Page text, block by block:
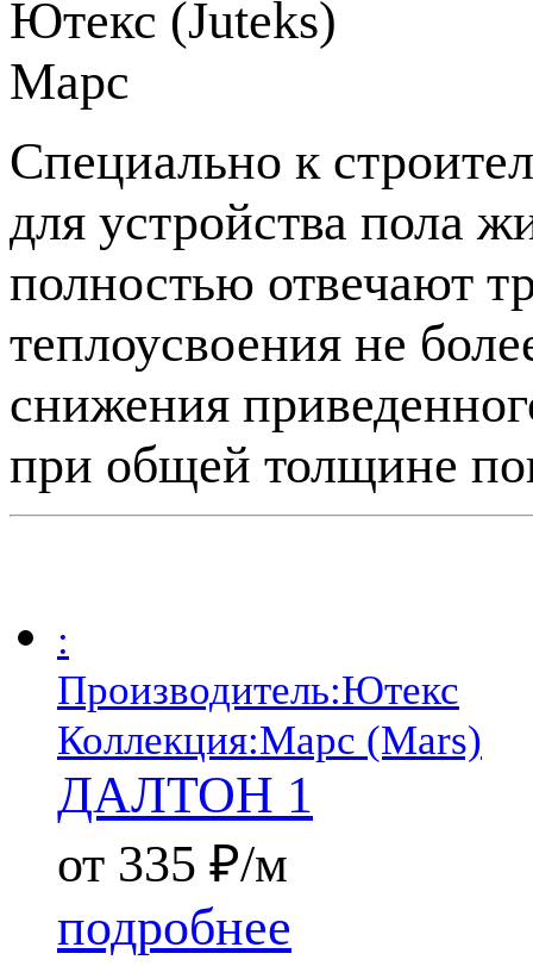
Специально к
для устройства пола
полностью отвечают
теплоусвоения не
снижения
при общей толщине
:
Производитель:Ютекс
Коллекция:Марс (Mars)
ДАЛТОН 1
от 335 ₽/м
подробнее